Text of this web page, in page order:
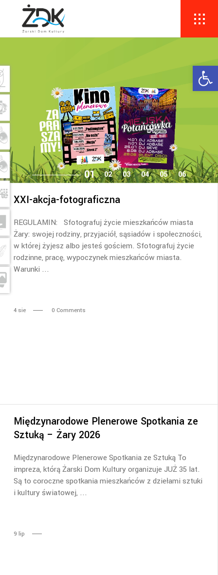
XXI-akcja-fotograficzna
REGULAMIN: Sfotografuj życie mieszkańców miasta
Żary: swojej rodziny, przyjaciół, sąsiadów i społeczności,
w której żyjesz albo jesteś gościem. Sfotografuj życie
rodzinne, pracę, wypoczynek mieszkańców miasta.
Warunki
4 sie 0 Comments
Międzynarodowe Plenerowe Spotkania ze
Sztuką – Żary 2026
Międzynarodowe Plenerowe Spotkania ze Sztuką To
impreza, którą Żarski Dom Kultury organizuje JUŻ 35 lat.
Są to coroczne spotkania mieszkańców z dziełami sztuki
i kultury światowej,
9 lip